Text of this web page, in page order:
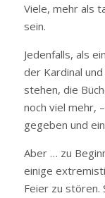
Viele, mehr als
sein.
Jedenfalls, als
der Kardinal
stehen, die
noch viel mehr,
gegeben und
Aber … zu
einige
Feier zu stören.